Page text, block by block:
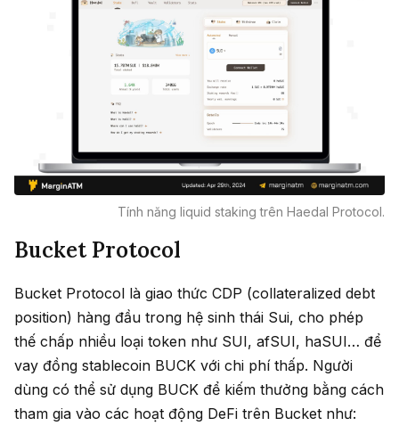
Tính năng liquid staking trên Haedal Protocol.
Bucket Protocol
Bucket Protocol là giao thức CDP (collateralized debt
position) hàng đầu trong hệ sinh thái Sui, cho phép
thế chấp nhiều loại token như SUI, afSUI, haSUI… để
vay đồng stablecoin BUCK với chi phí thấp. Người
dùng có thể sử dụng BUCK để kiếm thưởng bằng cách
tham gia vào các hoạt động DeFi trên Bucket như: